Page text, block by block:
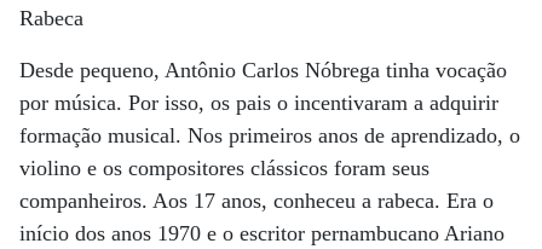
Rabeca
Desde pequeno, Antônio Carlos Nóbrega tinha vocação
por música. Por isso, os pais o incentivaram a adquirir
formação musical. Nos primeiros anos de aprendizado, o
violino e os compositores clássicos foram seus
companheiros. Aos 17 anos, conheceu a rabeca. Era o
início dos anos 1970 e o escritor pernambucano Ariano